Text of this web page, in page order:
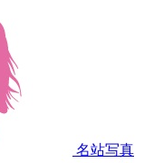
名站写真